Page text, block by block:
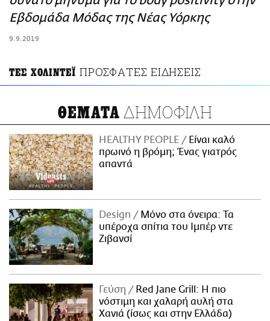
ΑΜΠΑ
Εβδομάδα Μόδας της Νέας Υόρκης
9.9.2019
ΤΕΣ ΧΟΛΙΝΤΕΪ ΠΡΟΣΦΑΤΕΣ ΕΙΔΗΣΕΙΣ
ΘΕΜΑΤΑ ΔΗΜΟΦΙΛΗ
HEALTHY PEOPLE
Είναι καλό
πρωινό η βρόμη; Ένας γιατρός
απαντά
Design
Μόνο στα όνειρα: Τα
υπέροχα σπίτια του Ιμπέρ ντε
Ζιβανσί
Γεύση
Red Jane Grill: Η πιο
νόστιμη και χαλαρή αυλή στα
Χανιά (ίσως και στην Ελλάδα)